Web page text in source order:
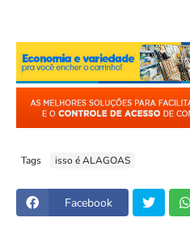
Tags isso é ALAGOAS
Facebook